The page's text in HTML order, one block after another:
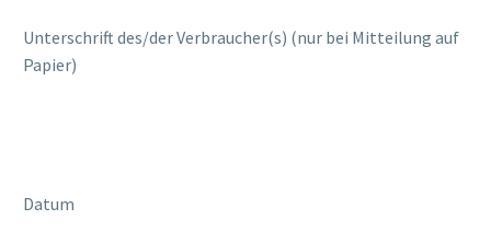
Unterschrift des/der Verbraucher(s) (nur bei Mitteilung auf
Papier)
Datum